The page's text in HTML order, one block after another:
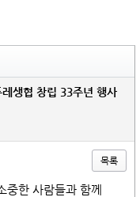
생협 창립 33주년 행사
목록
중한 사람들과 함께